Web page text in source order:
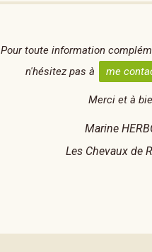
Pour toute information
n'hésitez pas à
me
Merci et à
Marine
Les Chevaux de